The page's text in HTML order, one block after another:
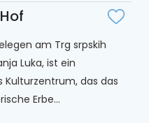
am Trg srpskih
Luka, ist ein
das das
Erbe...